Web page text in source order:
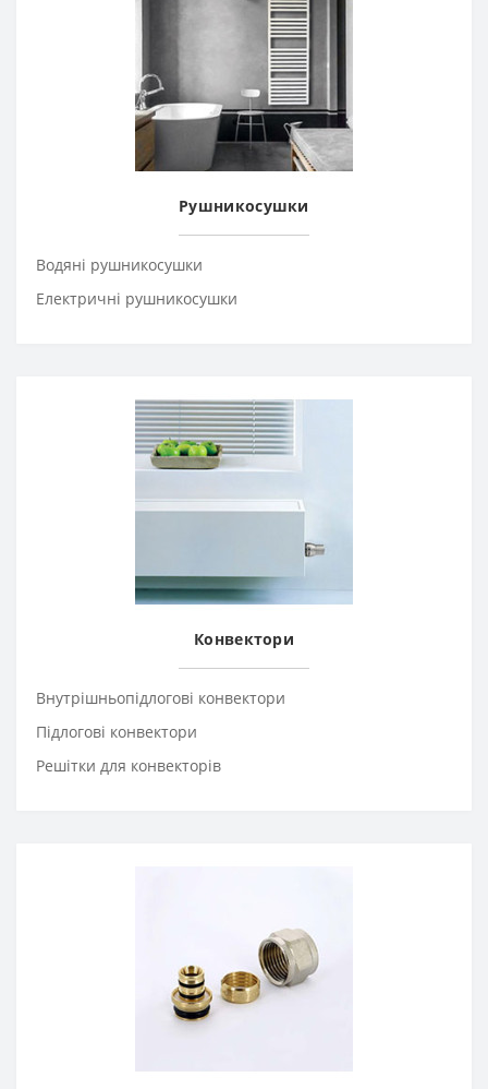
Рушникосушки
Водяні рушникосушки
Електричні рушникосушки
Конвектори
Внутрішньопідлогові конвектори
Підлогові конвектори
Решітки для конвекторів